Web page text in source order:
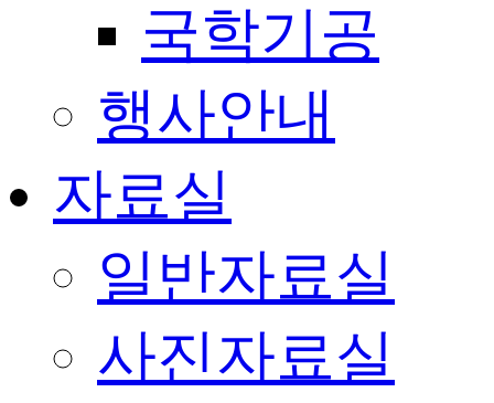
국학기공
행사안내
자료실
일반자료실
사진자료실